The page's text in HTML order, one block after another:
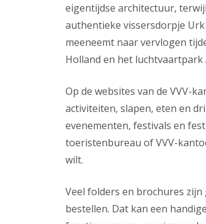
eigentijdse architectuur,
authentieke vissersdorpje Urk
meeneemt naar vervlogen
Holland en het luchtvaartpark
Op de websites van de VVV-
activiteiten, slapen, eten en
evenementen, festivals en
toeristenbureau of VVV-
wilt.
Veel folders en brochures
bestellen. Dat kan een